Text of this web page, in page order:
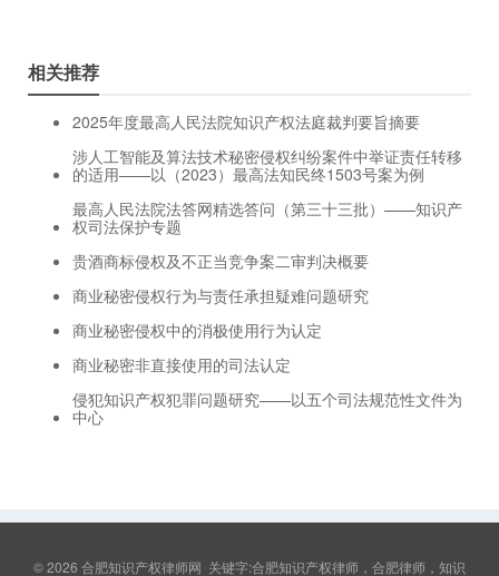
相关推荐
2025年度最高人民法院知识产权法庭裁判要旨摘要
涉人工智能及算法技术秘密侵权纠纷案件中举证责任转移
的适用——以（2023）最高法知民终1503号案为例
最高人民法院法答网精选答问（第三十三批）——知识产
权司法保护专题
贵酒商标侵权及不正当竞争案二审判决概要
商业秘密侵权行为与责任承担疑难问题研究
商业秘密侵权中的消极使用行为认定
商业秘密非直接使用的司法认定
侵犯知识产权犯罪问题研究——以五个司法规范性文件为
中心
© 2026 合肥知识产权律师网 关键字:合肥知识产权律师，合肥律师，知识